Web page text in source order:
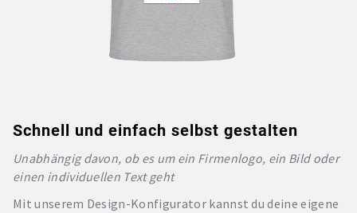
Schnell und einfach selbst gestalten
Unabhängig davon, ob es um ein Firmenlogo, ein Bild oder
einen individuellen Text geht
Mit unserem Design-Konfigurator kannst du deine eigene